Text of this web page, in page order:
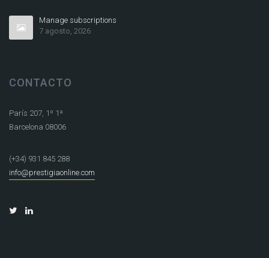
Manage subscriptions
7 agosto, 2026
CONTACTO
París 207, 1º 1ª
Barcelona 08006
(+34) 931 845 288
info@prestigiaonline.com